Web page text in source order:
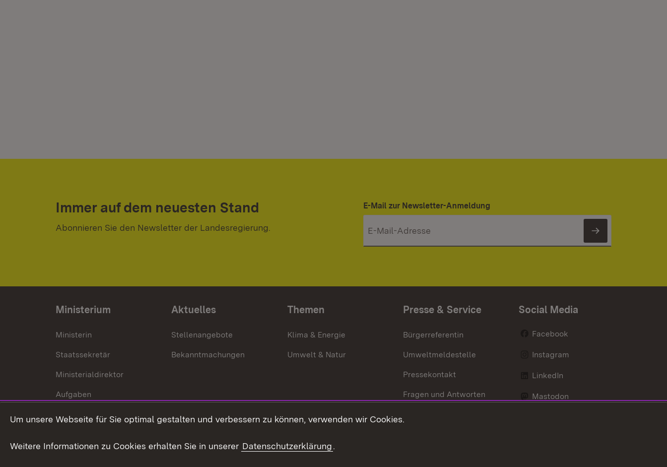
Immer auf dem neuesten Stand
Abonnieren Sie den Newsletter der Landesregierung.
E-Mail zur Newsletter-Anmeldung
Newsletter
Ministerium
Ministerin
Staatssekretär
Ministerialdirektor
Aufgaben
Internationale
Aktuelles
Stellenangebote
Bekanntmachungen
Themen
Klima & Energie
Umwelt & Natur
Presse & Service
Bürgerreferentin
Umweltmeldestelle
Pressekontakt
Fragen und Antworten
Social Media
Facebook
Instagram
LinkedIn
Mastodon
Um unsere Webseite für Sie optimal gestalten und verbessern zu können, verwenden wir Cookies.
Weitere Informationen zu Cookies erhalten Sie in unserer Datenschutzerklärung.